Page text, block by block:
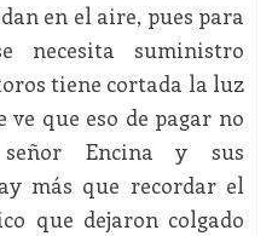
en el aire, pues para
necesita suministro
tiene cortada la luz
ve que eso de pagar no
Encina y sus
más que recordar el
que dejaron colgado